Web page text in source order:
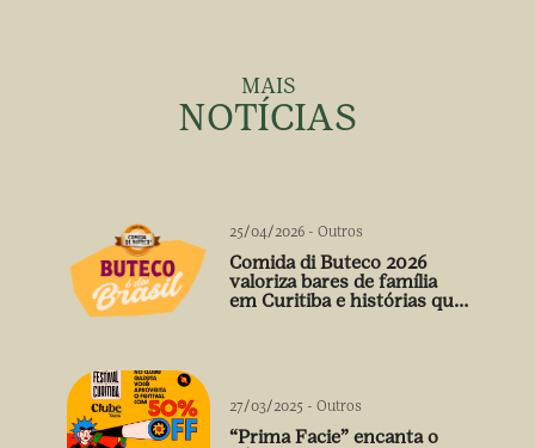
MAIS
NOTÍCIAS
25/04/2026 - Outros
Comida di Buteco 2026
valoriza bares de família
em Curitiba e histórias que
27/03/2025 - Outros
“Prima Facie” encanta o